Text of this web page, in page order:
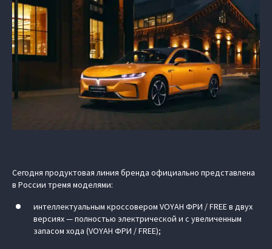
Сегодня продуктовая линия бренда официально представлена
в России тремя моделями:
интеллектуальным кроссовером VOYAH ФРИ / FREE в двух
версиях — полностью электрической и с увеличенным
запасом хода (VOYAH ФРИ / FREE);